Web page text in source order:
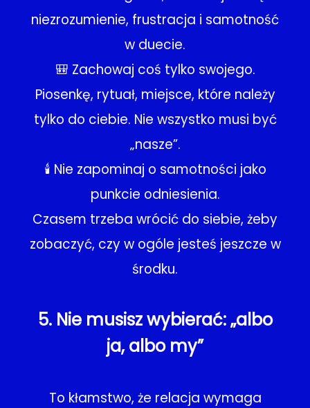
niezrozumienie, frustracja i samotność
w duecie.
🎒 Zachowaj coś tylko swojego.
Piosenkę, rytuał, miejsce, które należy
tylko do ciebie. Nie wszystko musi być
„nasze”.
🕯 Nie zapominaj o samotności jako
punkcie odniesienia.
Czasem trzeba wrócić do siebie, żeby
zobaczyć, czy w ogóle jesteś jeszcze w
środku.
5. Nie musisz wybierać: „albo
ja, albo my”
To kłamstwo, że relacja wymaga